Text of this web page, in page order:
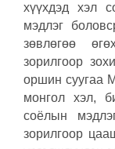
хүүхдэд хэл
мэдлэг
зөвлөгөө
зорилгоор
оршин суугаа
монгол хэл,
соёлын
зорилгоор